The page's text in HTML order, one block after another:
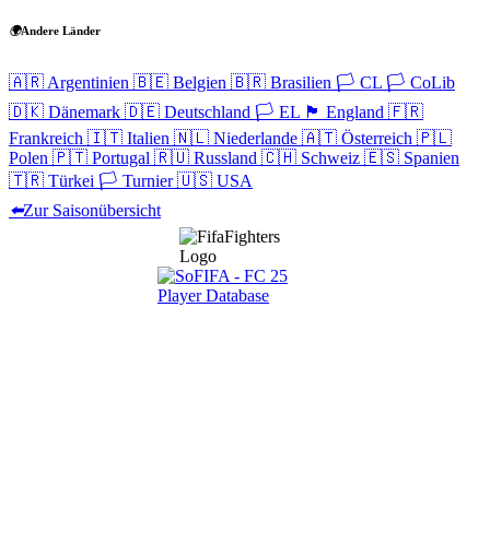
🌍Andere Länder
🇦🇷 Argentinien 🇧🇪 Belgien 🇧🇷 Brasilien 🏳️ CL 🏳️ CoLib
🇩🇰 Dänemark 🇩🇪 Deutschland 🏳️ EL 🏴󠁧󠁢󠁥󠁮󠁧󠁿 England 🇫🇷
Frankreich 🇮🇹 Italien 🇳🇱 Niederlande 🇦🇹 Österreich 🇵🇱
Polen 🇵🇹 Portugal 🇷🇺 Russland 🇨🇭 Schweiz 🇪🇸 Spanien
🇹🇷 Türkei 🏳️ Turnier🇺🇸 USA
⬅️Zur Saisonübersicht